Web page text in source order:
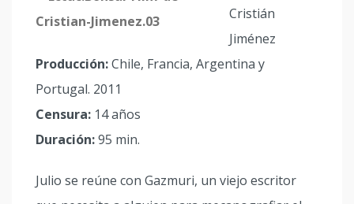
Cristián
Jiménez
Producción:Chile, Francia, Argentina y
Portugal. 2011
Censura: 14 años
Duración:95 min.
Julio se reúne con Gazmuri, un viejo escritor